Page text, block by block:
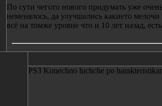
По сути чегото нового придумать уже
неменялось, да улучшались какието
всё на томже уровне что и 10 лет назад,
PS3 Konechno luchche po